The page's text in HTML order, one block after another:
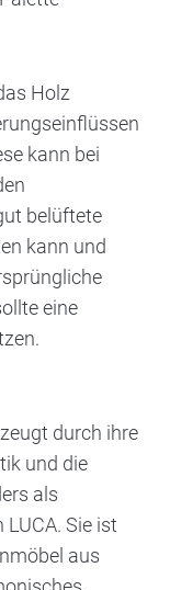
Holz
kann bei
belüftete
kann und
eine
durch ihre
und die
als
Sie ist
aus